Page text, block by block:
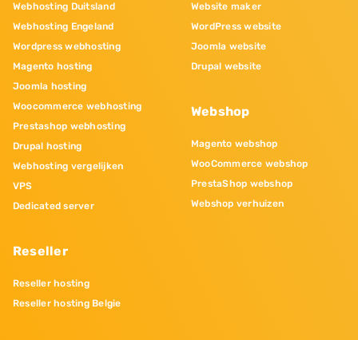
Webhosting Duitsland
Webhosting Engeland
Wordpress webhosting
Magento hosting
Joomla hosting
Woocommerce webhosting
Prestashop webhosting
Drupal hosting
Webhosting vergelijken
VPS
Dedicated server
Reseller
Reseller hosting
Reseller hosting Belgie
Website maker
WordPress website
Joomla website
Drupal website
Webshop
Magento webshop
WooCommerce webshop
PrestaShop webshop
Webshop verhuizen